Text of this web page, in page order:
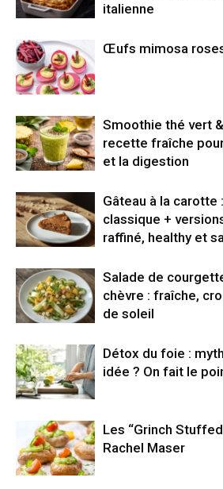
italienne
Œufs mimosa
Smoothie thé vert
recette fraîche
et la digestion
Gâteau à la carotte
classique +
raffiné, healthy et
Salade de
chèvre : fraîche,
de soleil
Détox du foie :
idée ? On fait le
Les “Grinch
Rachel Maser